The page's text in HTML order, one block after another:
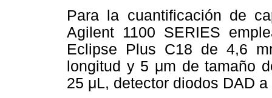
Para la cuantificación de
Agilent 1100 SERIES
Eclipse Plus C18 de 4,6
longitud y 5 μm de tamaño
25 μL, detector diodos DAD